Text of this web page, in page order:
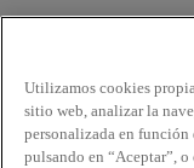
Utilizamos cookies
sitio web, analizar la
personalizada en función
pulsando en “Aceptar”,